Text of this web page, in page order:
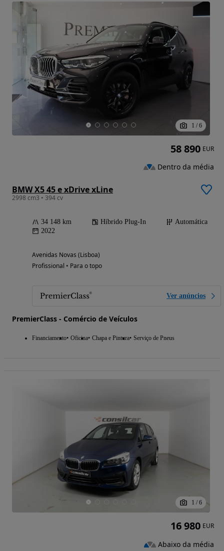
1 / 6
BMW X5 45 e xDrive xLine
2998 cm3 • 394 cv
34 148 km Híbrido Plug-In
Automática
2022
Avenidas Novas (Lisboa)
Profissional • Para o topo
Ver anúncios
PremierClass - Comércio de Veículos
Financiamento Oficina Chapa e Pintura Serviço de Pneus
58 890 EUR
Dentro da média
1 / 6
16 980 EUR
Abaixo da média